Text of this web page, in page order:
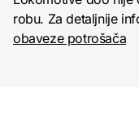
robu. Za detaljnije
obaveze potrošača